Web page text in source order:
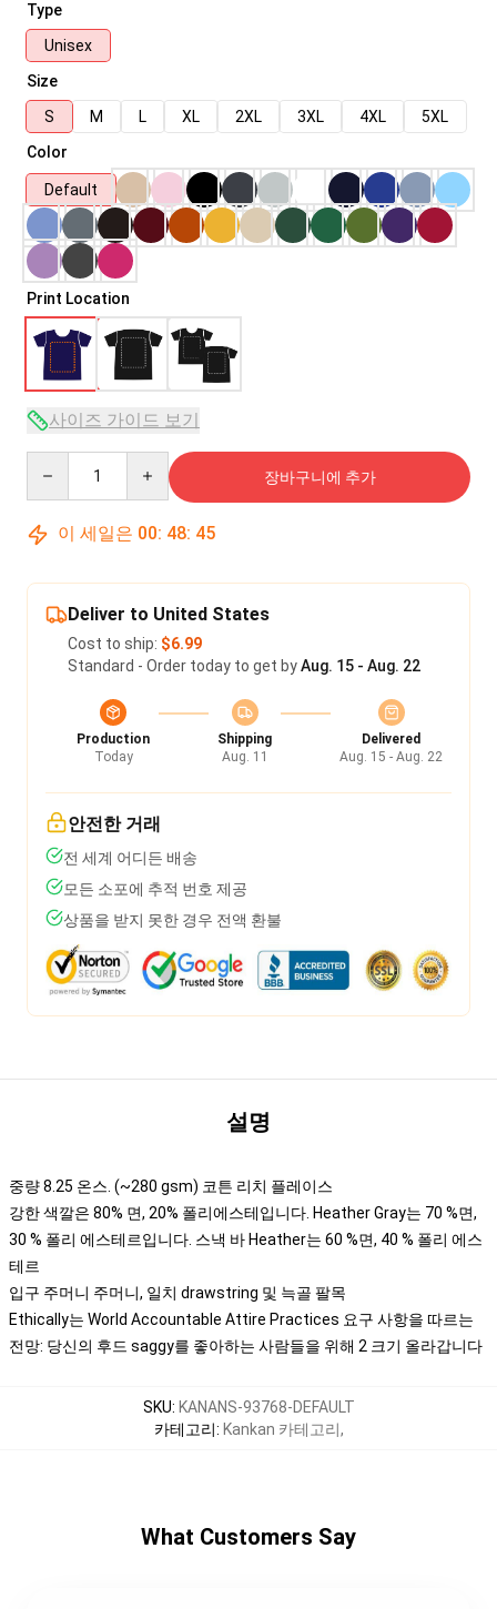
Type
Unisex
Size
S
M L XL 2XL 3XL 4XL
5XL
Color
Default
Print Location
사이즈 가이드 보기
장바구니에 추가
이 세일은 00: 48: 45
Deliver to United States
Cost to ship: $6.99
Standard - Order today to get byAug. 15 - Aug. 22
Production
Today
Shipping
Aug. 11
Delivered
Aug. 15 - Aug. 22
안전한 거래
전 세계 어디든 배송
모든 소포에 추적 번호 제공
상품을 받지 못한 경우 전액 환불
설명
중량 8.25 온스. (~280 gsm) 코튼 리치 플레이스
강한 색깔은 80% 면, 20% 폴리에스테입니다. Heather Gray는 70 %면,
30 % 폴리 에스테르입니다. 스낵 바 Heather는 60 %면, 40 % 폴리 에스
테르
입구 주머니 주머니, 일치 drawstring 및 늑골 팔목
Ethically는 World Accountable Attire Practices 요구 사항을 따르는
전망: 당신의 후드 saggy를 좋아하는 사람들을 위해 2 크기 올라갑니다
SKU: KANANS-93768-DEFAULT
카테고리: Kankan 카테고리,
What Customers Say